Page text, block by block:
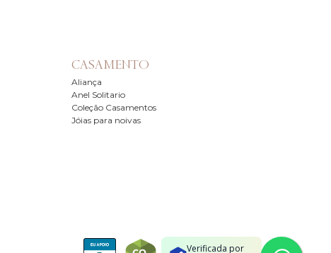
CASAMENTO
Aliança
Anel Solitario
Coleção Casamentos
Jóias para noivas
Verificada por